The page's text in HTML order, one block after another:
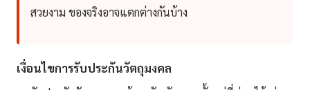
สวยงาม ของจริงอาจแตกต่างกันบ้าง
เงื่อนไขการรับประกันวัตถุมงคล